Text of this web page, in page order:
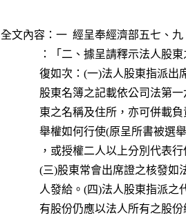
全文內容：一  經呈奉經濟部五七、
：「二、據呈請釋
復如次：(一)法人
股東名簿之記載依
東之名稱及住所，
舉權如何行使(原呈
，或授權二人以上
(三)股東常會出席
人發給。(四)法人
有股份仍應以法人